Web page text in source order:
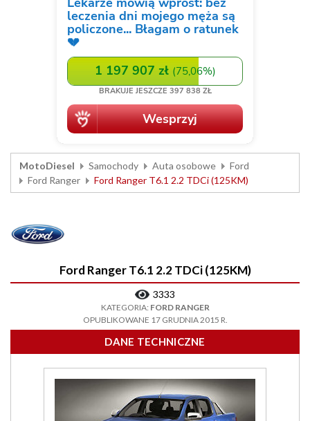
MotoDiesel Samochody Auta osobowe
Ford
Ford Ranger
Ford Ranger T6.1 2.2 TDCi (125KM)
Ford Ranger T6.1 2.2 TDCi (125KM)
3333
KATEGORIA: FORD RANGER
OPUBLIKOWANE 17 GRUDNIA 2015 R.
DANE TECHNICZNE